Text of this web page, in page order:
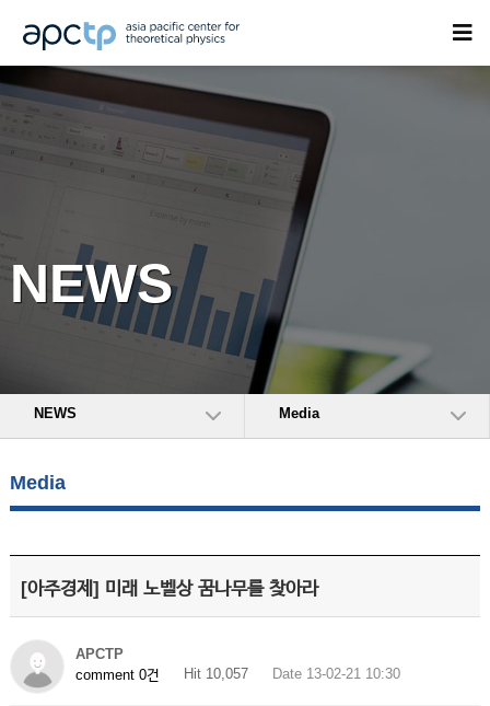
NEWS
NEWS Media
Media
[아주경제] 미래 노벨상 꿈나무를 찾아라
APCTP
comment 0건
Hit 10,057 Date 13-02-21 10:30